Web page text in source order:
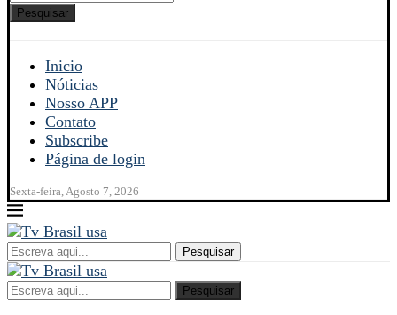
Pesquisar
Inicio
Nóticias
Nosso APP
Contato
Subscribe
Página de login
Sexta-feira, Agosto 7, 2026
Pesquisar
Pesquisar